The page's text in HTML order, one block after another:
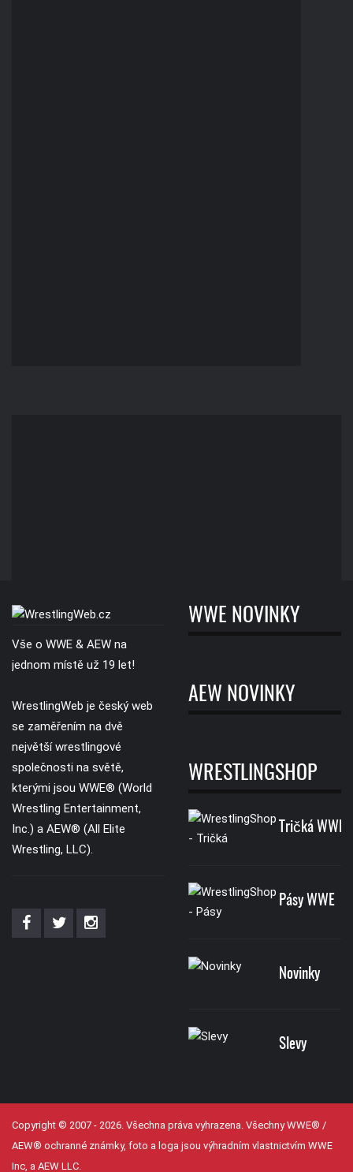
Vše o WWE & AEW na
jednom místě už 19 let!
WrestlingWeb je český web
se zaměřením na dvě
největší wrestlingové
společnosti na světě,
kterými jsou WWE® (World
Wrestling Entertainment,
Inc.) a AEW® (All Elite
Wrestling, LLC).
WWE NOVINKY
AEW NOVINKY
WRESTLINGSHOP
Tričká WWE
Pásy WWE
Novinky
Slevy
Copyright © 2007 - 2026. Všechna práva vyhrazena. Všechny WWE® /
AEW® ochranné známky, foto a loga jsou výhradním vlastnictvím WWE
Inc, a AEW LLC.